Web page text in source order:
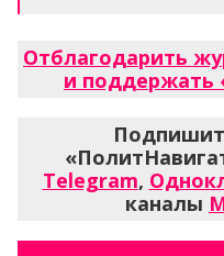
Отблагодарить
и поддержать
Telegram,
каналы